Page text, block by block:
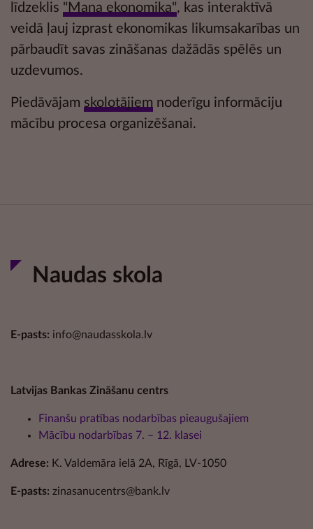
līdzeklis "Mana ekonomika", kas interaktīvā
veidā ļauj izprast ekonomikas likumsakarības un
pārbaudīt savas zināšanas dažādās spēlēs un
uzdevumos.
Piedāvājam skolotājiem noderīgu informāciju
mācību procesa organizēšanai.
Naudas skola
E-pasts: info@naudasskola.lv
Latvijas Bankas Zināšanu centrs
Finanšu pratības nodarbības pieaugušajiem
Mācību nodarbības 7. – 12. klasei
Adrese: K. Valdemāra ielā 2A, Rīgā, LV-1050
E-pasts: zinasanucentrs@bank.lv